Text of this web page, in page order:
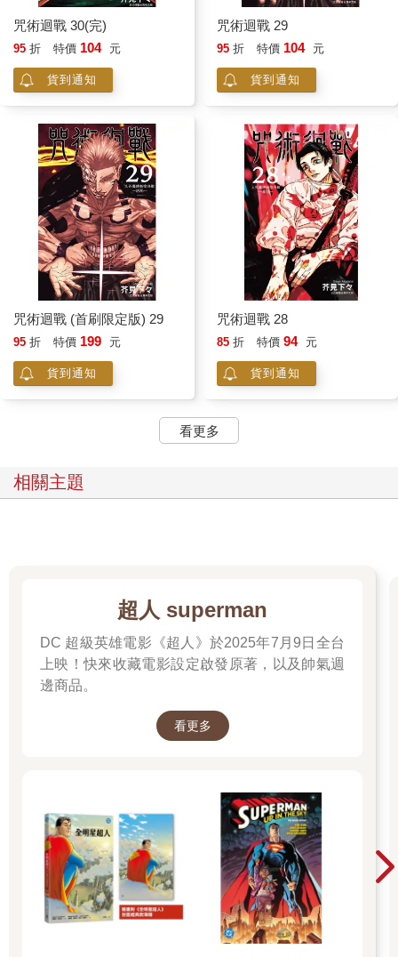
咒術迴戰 30(完)
95 折 特價 104 元
貨到通知
咒術迴戰 29
95 折 特價 104 元
貨到通知
咒術迴戰 (首刷限定版) 29
95 折 特價 199 元
貨到通知
咒術迴戰 28
85 折 特價 94 元
貨到通知
看更多
相關主題
超人 superman
DC 超級英雄電影《超人》於2025年7月9日全台
上映！快來收藏電影設定啟發原著，以及帥氣週
邊商品。
看更多